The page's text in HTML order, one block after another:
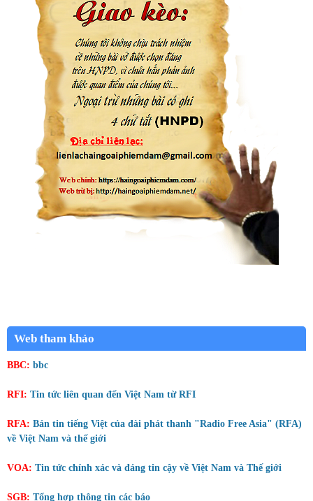
Web tham khảo
BBC: bbc
RFI: Tin tức liên quan đến Việt Nam từ RFI
RFA: Bản tin tiếng Việt của đài phát thanh "Radio Free Asia" (RFA)
về Việt Nam và thế giới
VOA: Tin tức chính xác và đáng tin cậy về Việt Nam và Thế giới
SGB: Tổng hợp thông tin các báo